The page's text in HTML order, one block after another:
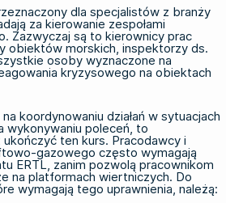
dla specjalistów z branży
za kierowanie zespołami
Zazwyczaj są to kierownicy prac
obiektów morskich, inspektorzy ds.
osoby wyznaczone na
kryzysowego na obiektach
koordynowaniu działań w sytuacjach
wykonywaniu poleceń, to
ten kurs. Pracodawcy i
gazowego często wymagają
ERTL, zanim pozwolą pracownikom
na platformach wiertniczych. Do
wymagają tego uprawnienia, należą: